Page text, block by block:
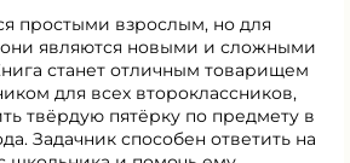
простыми взрослым, но для
они являются новыми и сложными
станет отличным товарищем
для всех второклассников,
твёрдую пятёрку по предмету в
Задачник способен ответить на